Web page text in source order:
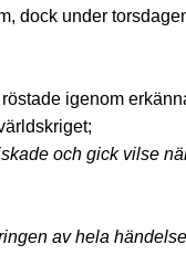
dock under
igenom
och gick vilse
av hela